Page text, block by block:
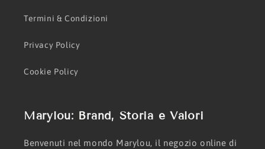
Termini & Condizioni
Privacy Policy
Cookie Policy
Marylou: Brand, Storia e Valori
Benvenuti nel mondo Marylou, il negozio online di